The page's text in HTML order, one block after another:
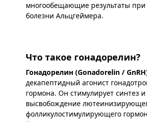
многообещающие результаты
болезни Альцгеймера.
Что такое гонадорелин?
Гонадорелин (Gonadorelin /
декапептидный агонист
гормона. Он стимулирует синтез и
высвобождение
фолликулостимулирующего